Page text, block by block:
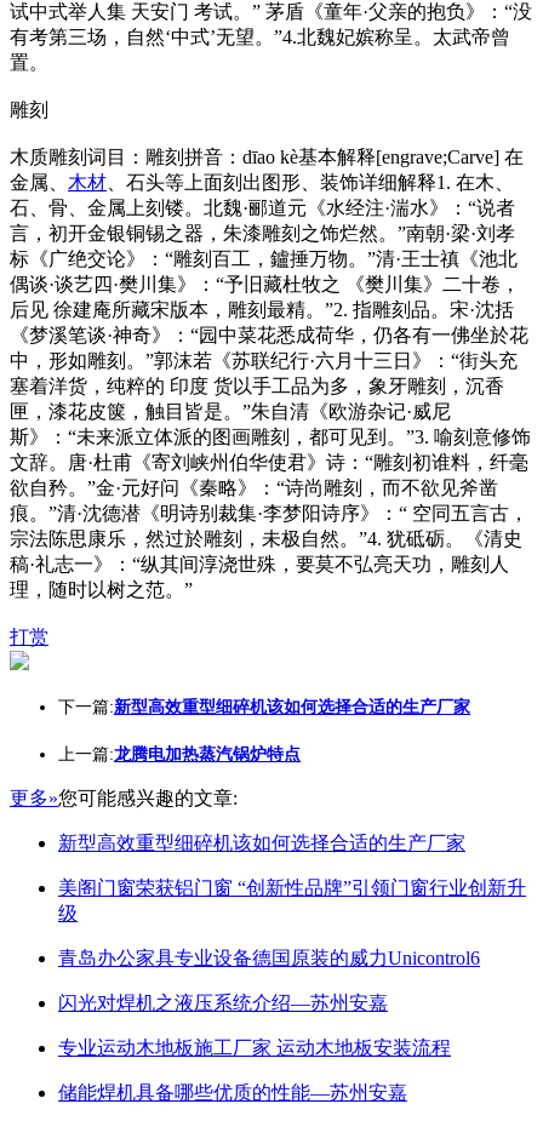
试中式举人集 天安门 考试。” 茅盾《童年·父亲的抱负》：“没
有考第三场，自然‘中式’无望。”4.北魏妃嫔称呈。太武帝曾
置。
雕刻
木质雕刻词目：雕刻拼音：dīao kè基本解释[engrave;Carve] 在
金属、 木材 、石头等上面刻出图形、装饰详细解释1. 在木、
石、骨、金属上刻镂。北魏·郦道元《水经注·湍水》：“说者
言，初开金银铜锡之器，朱漆雕刻之饰烂然。”南朝·梁·刘孝
标《广绝交论》：“雕刻百工，鑪捶万物。”清·王士禛《池北
偶谈·谈艺四·樊川集》：“予旧藏杜牧之 《樊川集》二十卷，
后见 徐建庵所藏宋版本，雕刻最精。”2. 指雕刻品。宋·沈括
《梦溪笔谈·神奇》：“园中菜花悉成荷华，仍各有一佛坐於花
中，形如雕刻。”郭沫若《苏联纪行·六月十三日》：“街头充
塞着洋货，纯粹的 印度 货以手工品为多，象牙雕刻，沉香
匣，漆花皮箧，触目皆是。”朱自清《欧游杂记·威尼
斯》：“未来派立体派的图画雕刻，都可见到。”3. 喻刻意修饰
文辞。唐·杜甫《寄刘峡州伯华使君》诗：“雕刻初谁料，纤毫
欲自矜。”金·元好问《秦略》：“诗尚雕刻，而不欲见斧凿
痕。”清·沈德潜《明诗别裁集·李梦阳诗序》：“ 空同五言古，
宗法陈思康乐，然过於雕刻，未极自然。”4. 犹砥砺。《清史
稿·礼志一》：“纵其间淳浇世殊，要莫不弘亮天功，雕刻人
理，随时以树之范。”
打赏
下一篇:新型高效重型细碎机该如何选择合适的生产厂家
上一篇:龙腾电加热蒸汽锅炉特点
更多»您可能感兴趣的文章:
新型高效重型细碎机该如何选择合适的生产厂家
美阁门窗荣获铝门窗 “创新性品牌”引领门窗行业创新升
级
青岛办公家具专业设备德国原装的威力Unicontrol6
闪光对焊机之液压系统介绍—苏州安嘉
专业运动木地板施工厂家 运动木地板安装流程
储能焊机具备哪些优质的性能—苏州安嘉